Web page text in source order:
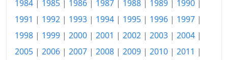
1959
198.92
1960
201.62
1984 | 1985 | 1986 | 1987 | 1988 | 1989 | 1990 |
1991 | 1992 | 1993 | 1994 | 1995 | 1996 | 1997 |
1998 | 1999 | 2000 | 2001 | 2002 | 2003 | 2004 |
2005 | 2006 | 2007 | 2008 | 2009 | 2010 | 2011 |